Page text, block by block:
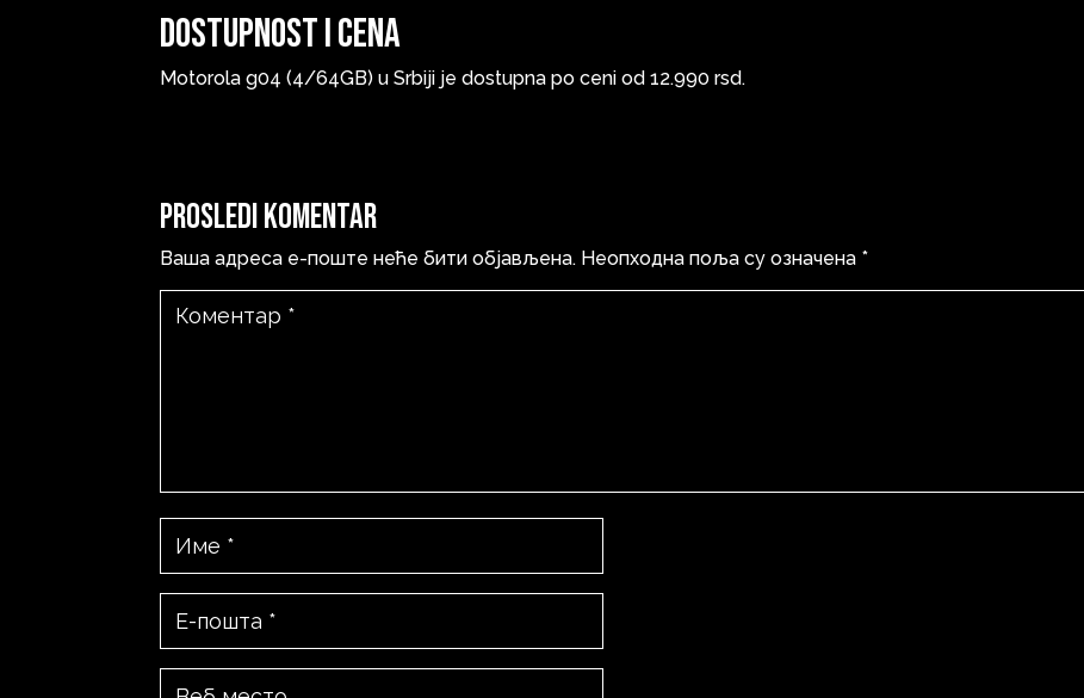
Dostupnost i cena
Motorola g04 (4/64GB) u Srbiji je dostupna po ceni od 12.990 rsd.
Prosledi komentar
Ваша адреса е-поште неће бити објављена. Неопходна поља су означена *